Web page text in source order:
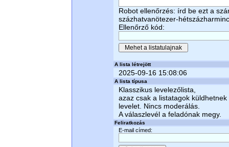
Robot ellenőrzés: írd be ezt a
százhatvanötezer-
Ellenőrző kód:
A lista létrejött
2025-09-16 15:08:06
A lista típusa
Klasszikus levelezőlista,
azaz csak a listatagok küldhetnek
levelet. Nincs moderálás.
A válaszlevél a feladónak megy.
Feliratkozás
E-mail címed: